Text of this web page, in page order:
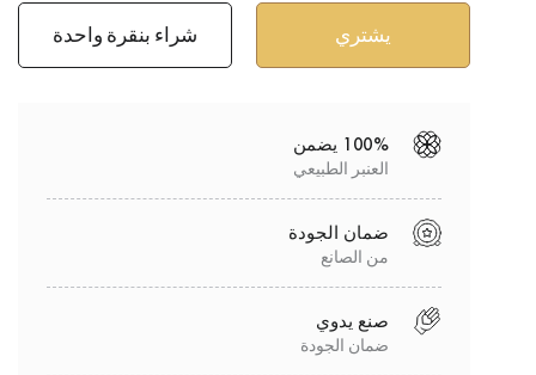
شراء بنقرة واحدة
100% يضمن
العنبر الطبيعي
ضمان الجودة
من الصانع
صنع يدوي
ضمان الجودة